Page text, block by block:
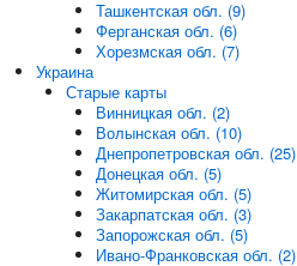
Ташкентская обл. (9)
Ферганская обл. (6)
Хорезмская обл. (7)
Украина
Старые карты
Винницкая обл. (2)
Волынская обл. (10)
Днепропетровская обл. (25)
Донецкая обл. (5)
Житомирская обл. (5)
Закарпатская обл. (3)
Запорожская обл. (5)
Ивано-Франковская обл. (2)